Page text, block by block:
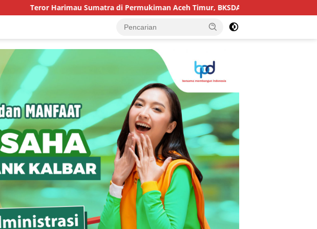
Teror Harimau Sumatra di Permukiman Aceh Timur, BKSDA Pasang Kamera dan Bagikan